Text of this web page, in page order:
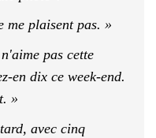
me plaisent pas. »
pas cette
en dix ce week-end.
»
avec cinq